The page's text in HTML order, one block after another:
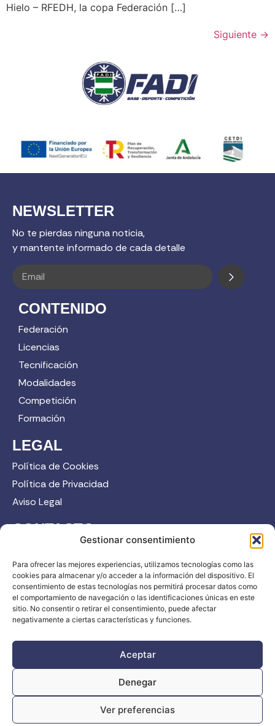
Gestionar consentimiento
Para ofrecer las mejores experiencias, utilizamos tecnologías como las
cookies para almacenar y/o acceder a la información del dispositivo. El
consentimiento de estas tecnologías nos permitirá procesar datos como
el comportamiento de navegación o las identificaciones únicas en este
sitio. No consentir o retirar el consentimiento, puede afectar
negativamente a ciertas características y funciones.
Aceptar
Denegar
Ver preferencias
Hielo – RFEDH, la copa Federación […]
Siguiente →
NEWSLETTER
No te pierdas ninguna noticia,
y mantente informado de cada detalle
CONTENIDO
Federación
Licencias
Tecnificación
Modalidades
Competición
Formación
LEGAL
Política de Cookies
Política de Privacidad
Aviso Legal
CONTACTO
info@fadi.es
C/ Carmen de Burgos, 14, 18008 Granada
FADI © 2026. Federación Andaluza de Deportes de Invierno |